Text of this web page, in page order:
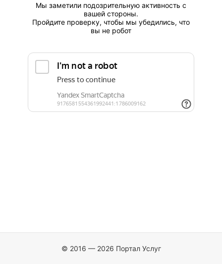
Мы заметили подозрительную активность с
вашей стороны.
Пройдите проверку, чтобы мы убедились, что
вы не робот
© 2016 — 2026 Портал Услуг